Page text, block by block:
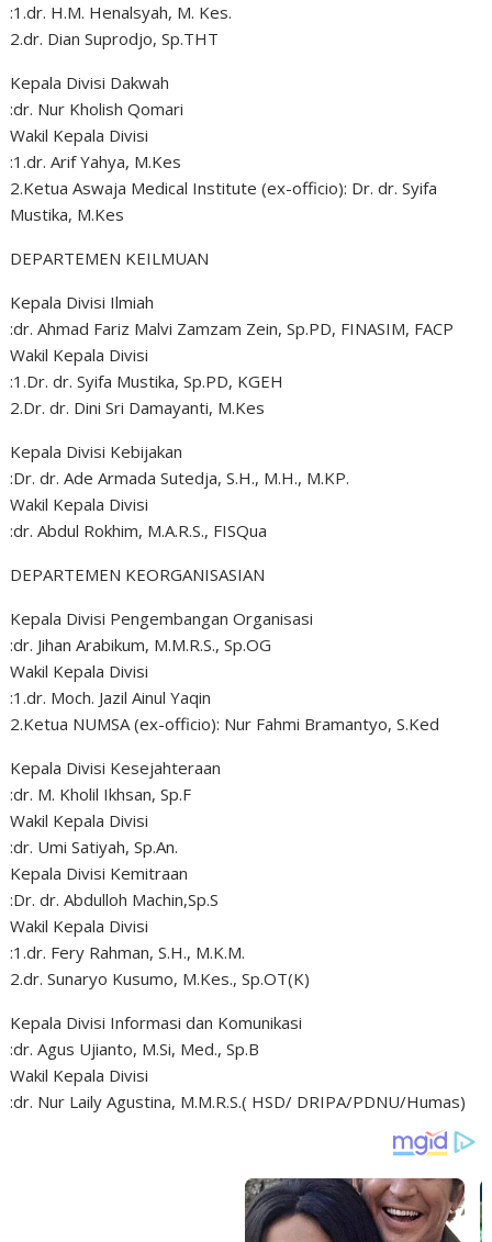
:1.dr. H.M. Henalsyah, M. Kes.
2.dr. Dian Suprodjo, Sp.THT
Kepala Divisi Dakwah
:dr. Nur Kholish Qomari
Wakil Kepala Divisi
:1.dr. Arif Yahya, M.Kes
2.Ketua Aswaja Medical Institute (ex-officio): Dr. dr. Syifa
Mustika, M.Kes
DEPARTEMEN KEILMUAN
Kepala Divisi Ilmiah
:dr. Ahmad Fariz Malvi Zamzam Zein, Sp.PD, FINASIM, FACP
Wakil Kepala Divisi
:1.Dr. dr. Syifa Mustika, Sp.PD, KGEH
2.Dr. dr. Dini Sri Damayanti, M.Kes
Kepala Divisi Kebijakan
:Dr. dr. Ade Armada Sutedja, S.H., M.H., M.KP.
Wakil Kepala Divisi
:dr. Abdul Rokhim, M.A.R.S., FISQua
DEPARTEMEN KEORGANISASIAN
Kepala Divisi Pengembangan Organisasi
:dr. Jihan Arabikum, M.M.R.S., Sp.OG
Wakil Kepala Divisi
:1.dr. Moch. Jazil Ainul Yaqin
2.Ketua NUMSA (ex-officio): Nur Fahmi Bramantyo, S.Ked
Kepala Divisi Kesejahteraan
:dr. M. Kholil Ikhsan, Sp.F
Wakil Kepala Divisi
:dr. Umi Satiyah, Sp.An.
Kepala Divisi Kemitraan
:Dr. dr. Abdulloh Machin,Sp.S
Wakil Kepala Divisi
:1.dr. Fery Rahman, S.H., M.K.M.
2.dr. Sunaryo Kusumo, M.Kes., Sp.OT(K)
Kepala Divisi Informasi dan Komunikasi
:dr. Agus Ujianto, M.Si, Med., Sp.B
Wakil Kepala Divisi
:dr. Nur Laily Agustina, M.M.R.S.( HSD/ DRIPA/PDNU/Humas)